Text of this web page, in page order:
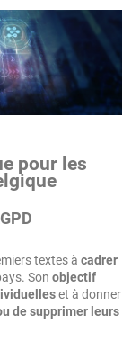
pour les
textes à cadrer
Son objectif
et à donner
de supprimer leurs